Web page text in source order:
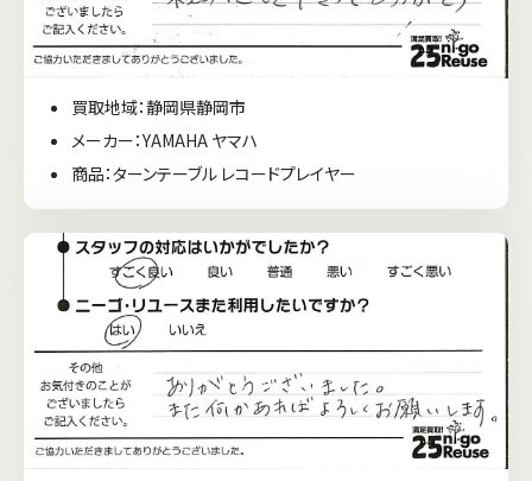
買取地域：静岡県静岡市
メーカー：YAMAHA ヤマハ
商品：ターンテーブル レコードプレイヤー